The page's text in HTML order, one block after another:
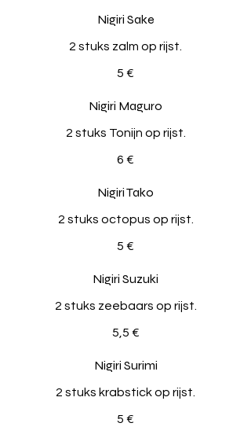
Nigiri Sake
2 stuks zalm op rijst.
5 €
Nigiri Maguro
2 stuks Tonijn op rijst.
6 €
Nigiri Tako
2 stuks octopus op rijst.
5 €
Nigiri Suzuki
2 stuks zeebaars op rijst.
5,5 €
Nigiri Surimi
2 stuks krabstick op rijst.
5 €